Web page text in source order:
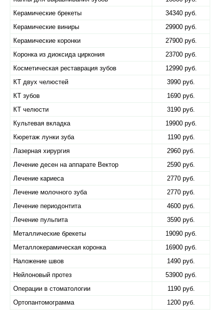
Керамические брекеты
34340 руб.
Керамические виниры
29900 руб.
Керамические коронки
27900 руб.
Коронка из диоксида циркония
23700 руб.
Косметическая реставрация зубов
12990 руб.
КТ двух челюстей
3990 руб.
КТ зубов
1690 руб.
КТ челюсти
3190 руб.
Культевая вкладка
19900 руб.
Кюретаж лунки зуба
1190 руб.
Лазерная хирургия
2960 руб.
Лечение десен на аппарате Вектор
2590 руб.
Лечение кариеса
2770 руб.
Лечение молочного зуба
2770 руб.
Лечение периодонтита
4600 руб.
Лечение пульпита
3590 руб.
Металлические брекеты
19090 руб.
Металлокерамическая коронка
16900 руб.
Наложение швов
1490 руб.
Нейлоновый протез
53900 руб.
Операции в стоматологии
1190 руб.
Ортопантомограмма
1200 руб.